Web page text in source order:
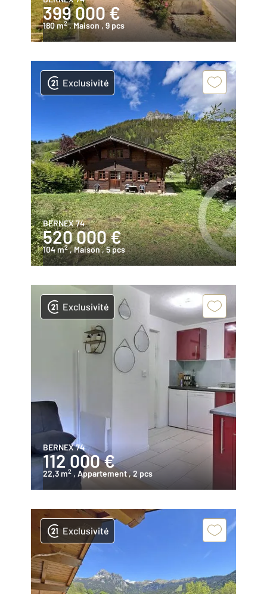
399 000 €
180 m2 , Maison , 9 pcs
Exclusivité
BERNEX 74
520 000 €
104 m2 , Maison, 5 pcs
Exclusivité
BERNEX 74
112 000 €
22,3 m2 , Appartement, 2 pcs
Exclusivité